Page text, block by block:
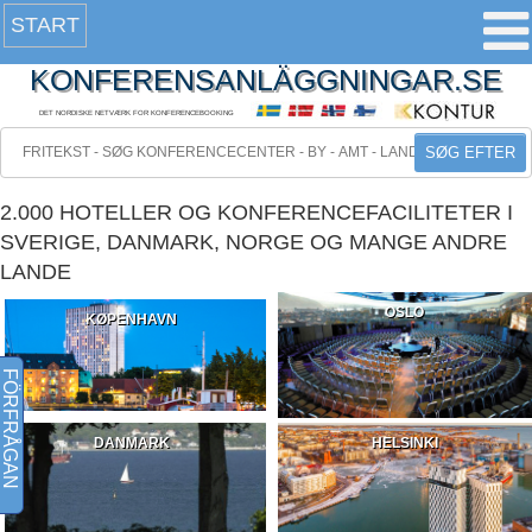
START
KONFERENSANLÄGGNINGAR.SE
DET NORDISKE NETVÆRK FOR KONFERENCEBOOKING
SØG EFTER
2.000 HOTELLER OG KONFERENCEFACILITETER I
SVERIGE, DANMARK, NORGE OG MANGE ANDRE
LANDE
KØPENHAVN OSLO
DANMARK HELSINKI
FÖRFRÅGAN